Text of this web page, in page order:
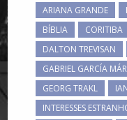
ARIANA GRANDE
BÍBLIA
CORITIBA
DALTON TREVISAN
GABRIEL GARCÍA
GEORG TRAKL
INTERESSES